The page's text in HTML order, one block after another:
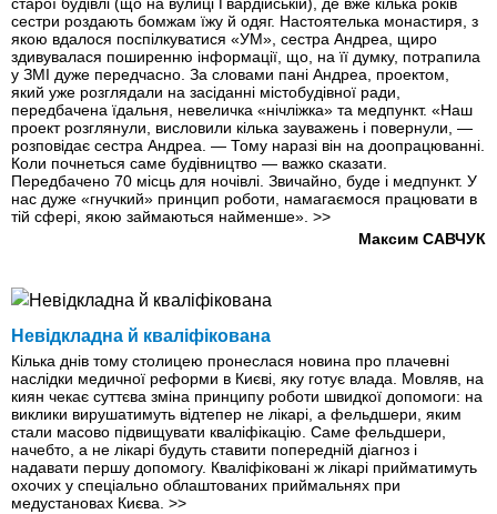
старої будівлі (що на вулиці Гвардійській), де вже кілька років
сестри роздають бомжам їжу й одяг. Настоятелька монастиря, з
якою вдалося поспілкуватися «УМ», сестра Андреа, щиро
здивувалася поширенню інформації, що, на її думку, потрапила
у ЗМІ дуже передчасно. За словами пані Андреа, проектом,
який уже розглядали на засіданні містобудівної ради,
передбачена їдальня, невеличка «нічліжка» та медпункт. «Наш
проект розглянули, висловили кілька зауважень і повернули, —
розповідає сестра Андреа. — Тому наразі він на доопрацюванні.
Коли почнеться саме будівництво — важко сказати.
Передбачено 70 місць для ночівлі. Звичайно, буде і медпункт. У
нас дуже «гнучкий» принцип роботи, намагаємося працювати в
тій сфері, якою займаються найменше». >>
Максим САВЧУК
Невідкладна й кваліфікована
Кілька днів тому столицею пронеслася новина про плачевні
наслідки медичної реформи в Києві, яку готує влада. Мовляв, на
киян чекає суттєва зміна принципу роботи швидкої допомоги: на
виклики вирушатимуть відтепер не лікарі, а фельд­шери, яким
стали масово підвищувати кваліфікацію. Саме фельдшери,
начебто, а не лікарі будуть ставити попередній діагноз і
надавати першу допомогу. Кваліфіковані ж лікарі прийматимуть
охочих у спеціально облаштованих приймальнях при
медустановах Києва. >>